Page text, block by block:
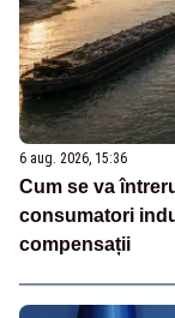
6 aug. 2026, 15:36
Cum se va
consumatori
compensații